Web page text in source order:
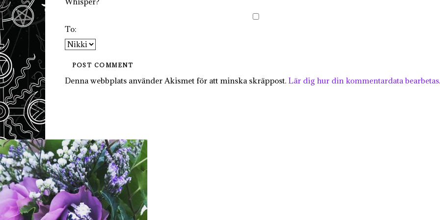
To:
Denna webbplats använder Akismet för att minska skräppost. Lär dig hur din kommentardata bearbetas.